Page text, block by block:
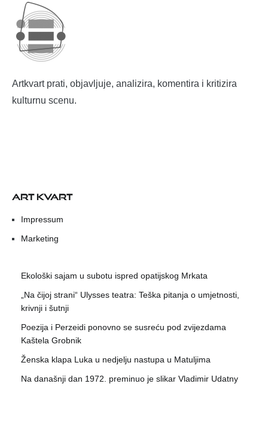
Artkvart prati, objavljuje, analizira, komentira i kritizira
kulturnu scenu.
ART KVART
Impressum
Marketing
Ekološki sajam u subotu ispred opatijskog Mrkata
„Na čijoj strani“ Ulysses teatra: Teška pitanja o umjetnosti,
krivnji i šutnji
Poezija i Perzeidi ponovno se susreću pod zvijezdama
Kaštela Grobnik
Ženska klapa Luka u nedjelju nastupa u Matuljima
Na današnji dan 1972. preminuo je slikar Vladimir Udatny